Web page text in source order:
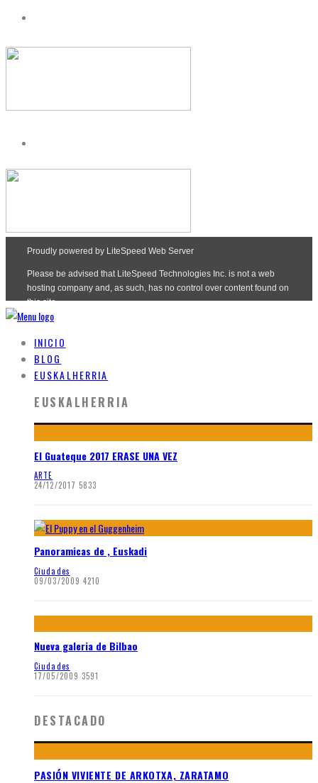
INICIO
BLOG
EUSKALHERRIA
EUSKALHERRIA
El Guateque 2017 ERASE UNA VEZ
ARTE
24/12/2017 5833
Panoramicas de , Euskadi
Ciudades
09/03/2009 4210
Nueva galeria de Bilbao
Ciudades
17/05/2009 3591
DESTACADO
PASIÓN VIVIENTE DE ARKOTXA, ZARATAMO